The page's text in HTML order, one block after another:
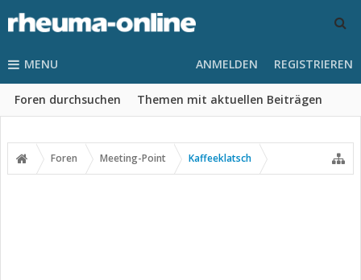
MENU
Foren durchsuchen Themen mit aktuellen Beiträgen
ANMELDEN REGISTRIEREN
Foren Meeting-Point Kaffeeklatsch